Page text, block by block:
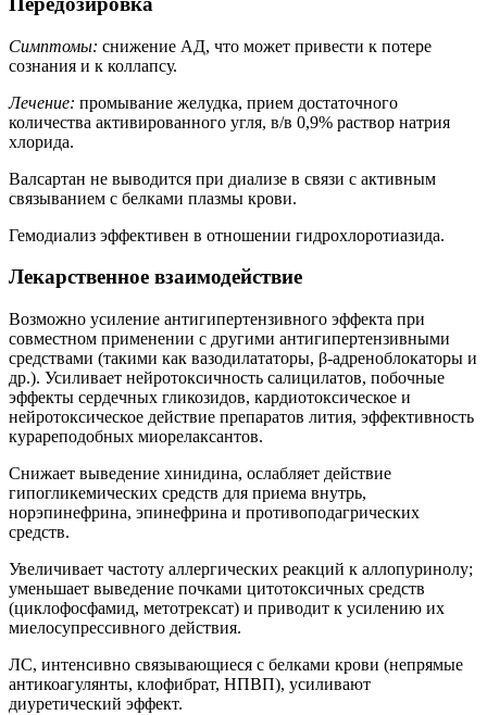
Симптомы: снижение АД, что может привести к потере
сознания и к коллапсу.
Лечение: промывание желудка, прием достаточного
количества активированного угля, в/в 0,9% раствор натрия
хлорида.
Валсартан не выводится при диализе в связи с активным
связыванием с белками плазмы крови.
Гемодиализ эффективен в отношении гидрохлоротиазида.
Лекарственное взаимодействие
Возможно усиление антигипертензивного эффекта при
совместном применении с другими антигипертензивными
средствами (такими как вазодилататоры, β-адреноблокаторы и
др.). Усиливает нейротоксичность салицилатов, побочные
эффекты сердечных гликозидов, кардиотоксическое и
нейротоксическое действие препаратов лития, эффективность
курареподобных миорелаксантов.
Снижает выведение хинидина, ослабляет действие
гипогликемических средств для приема внутрь,
норэпинефрина, эпинефрина и противоподагрических
средств.
Увеличивает частоту аллергических реакций к аллопуринолу;
уменьшает выведение почками цитотоксичных средств
(циклофосфамид, метотрексат) и приводит к усилению их
миелосупрессивного действия.
ЛС, интенсивно связывающиеся с белками крови (непрямые
антикоагулянты, клофибрат, НПВП), усиливают
диуретический эффект.